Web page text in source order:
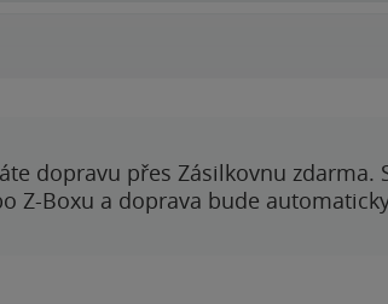
dopravu přes Zásilkovnu
Z-Boxu a doprava bude